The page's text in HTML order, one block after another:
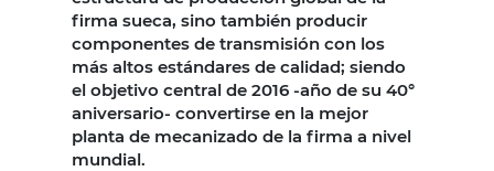
firma sueca, sino también producir
componentes de transmisión con los
más altos estándares de calidad; siendo
el objetivo central de 2016 -año de su 40°
aniversario- convertirse en la mejor
planta de mecanizado de la firma a nivel
mundial.